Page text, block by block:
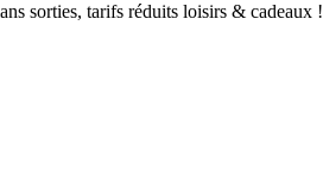
sorties, tarifs réduits loisirs & cadeaux !